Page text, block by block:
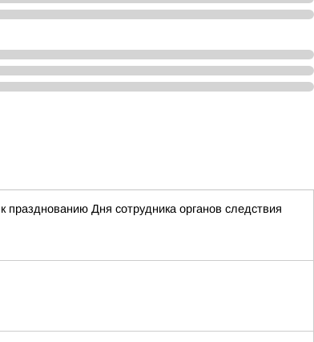
Дня сотрудника органов следствия